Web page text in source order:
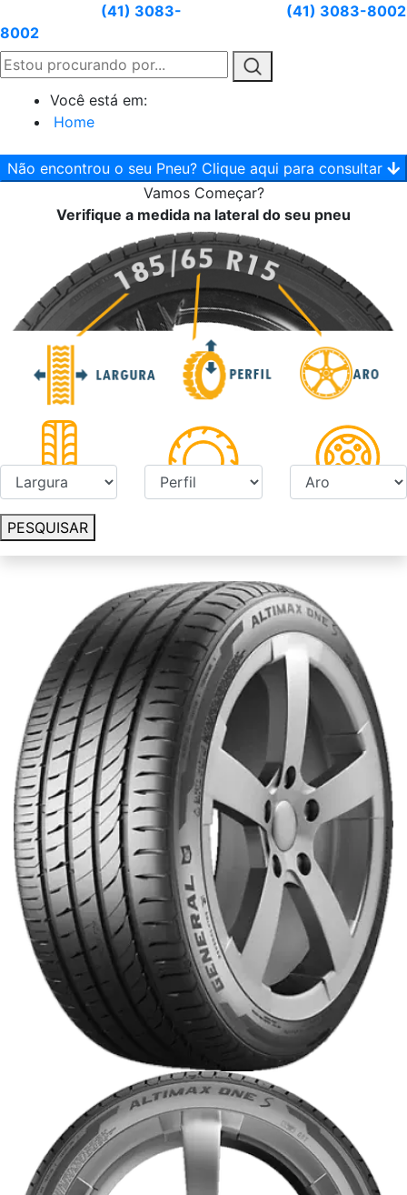
(41) 3083-
8002
(41) 3083-8002
Você está em:
Home
Não encontrou o seu Pneu? Clique aqui para consultar
Vamos Começar?
Verifique a medida na lateral do seu pneu
PESQUISAR